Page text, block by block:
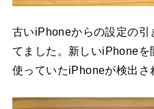
古いiPhoneからの設定の引
てました。新しいiPhone
使っていたiPhoneが検出さ